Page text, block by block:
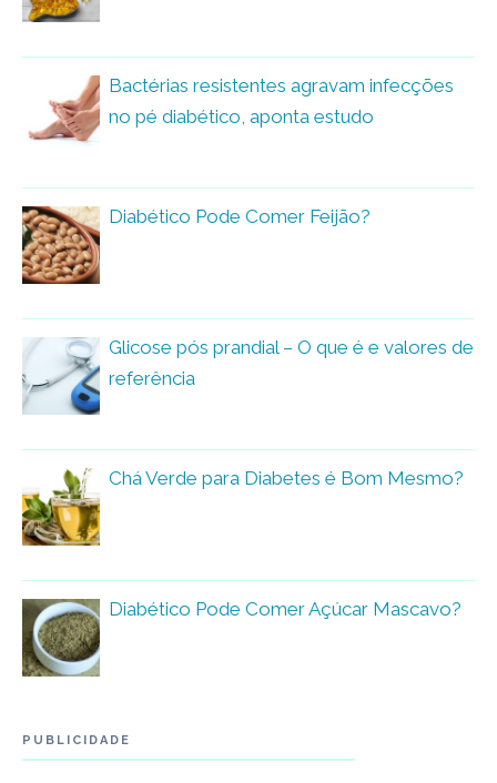
Bactérias resistentes agravam infecções
no pé diabético, aponta estudo
Diabético Pode Comer Feijão?
Glicose pós prandial – O que é e valores de
referência
Chá Verde para Diabetes é Bom Mesmo?
Diabético Pode Comer Açúcar Mascavo?
PUBLICIDADE